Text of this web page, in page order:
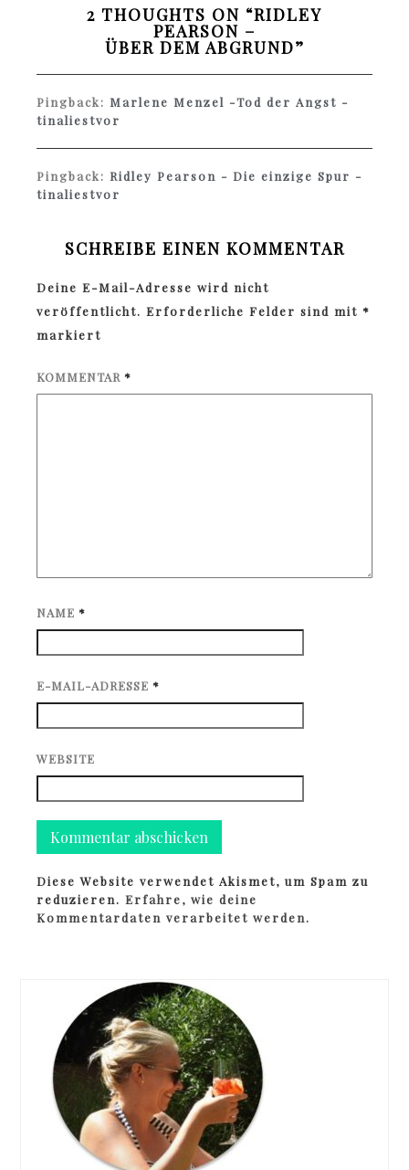
2 THOUGHTS ON “RIDLEY
PEARSON –
ÜBER DEM ABGRUND”
Pingback:Marlene Menzel -Tod der Angst -
tinaliestvor
Pingback:Ridley Pearson - Die einzige Spur -
tinaliestvor
SCHREIBE EINEN KOMMENTAR
Deine E-Mail-Adresse wird nicht
veröffentlicht. Erforderliche Felder sind mit *
markiert
KOMMENTAR *
NAME *
E-MAIL-ADRESSE *
WEBSITE
Diese Website verwendet Akismet, um Spam zu
reduzieren.Erfahre, wie deine
Kommentardaten verarbeitet werden.